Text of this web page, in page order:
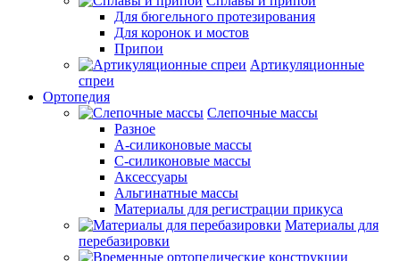
Для бюгельного протезирования
Для коронок и мостов
Припои
Артикуляционные
спреи
Ортопедия
Слепочные массы
Разное
А-силиконовые массы
С-силиконовые массы
Аксессуары
Альгинатные массы
Материалы для регистрации прикуса
Материалы для
перебазировки